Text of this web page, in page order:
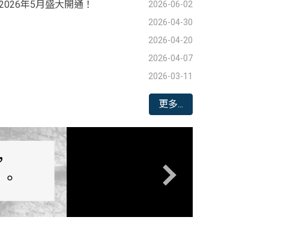
年5月盛大開通！ 2026-06-02
2026-04-30
2026-04-20
2026-04-07
2026-03-11
更多...